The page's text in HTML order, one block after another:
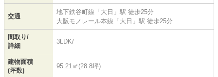
交通
地下鉄谷町線 「 大日 」駅 徒歩25分
大阪モノレール本線 「 大日 」駅 徒歩25分
間取り/
詳細
3LDK/
建物面積
(坪数)
95.21㎡(28.8坪)